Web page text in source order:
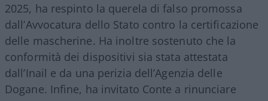
2025, ha respinto la querela di falso promossa
dall’Avvocatura dello Stato contro la certificazione
delle mascherine. Ha inoltre sostenuto che la
conformità dei dispositivi sia stata attestata
dall’Inail e da una perizia dell’Agenzia delle
Dogane. Infine, ha invitato Conte a rinunciare